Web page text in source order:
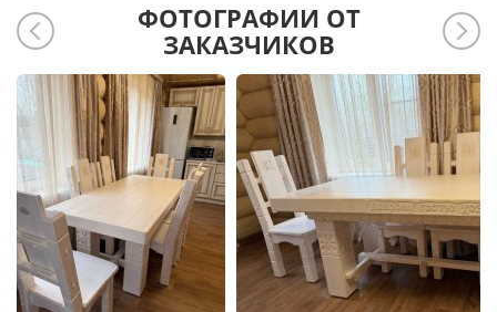
ФОТОГРАФИИ ОТ
ЗАКАЗЧИКОВ